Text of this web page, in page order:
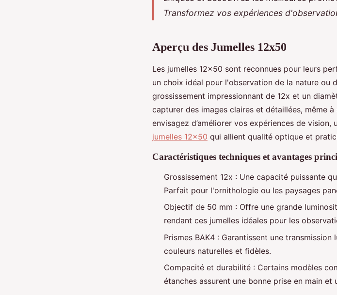
Transformez vos expériences
Aperçu des Jumelles 12x50
Les jumelles 12x50 sont reconnues pour leurs
un choix idéal pour l'observation de la nature ou
grossissement impressionnant de 12x et un
capturer des images claires et détaillées, même
envisagez d’améliorer vos expériences de
jumelles 12x50 qui allient qualité optique et
Caractéristiques techniques et avantages
Grossissement 12x : Une capacité puissante
Parfait pour l'ornithologie ou les paysages
Objectif de 50 mm : Offre une grande
rendant ces jumelles idéales pour les
Prismes BAK4 : Garantissent une
couleurs naturelles et fidèles.
Compacité et durabilité : Certains modèles
étanches assurent une bonne prise en main et